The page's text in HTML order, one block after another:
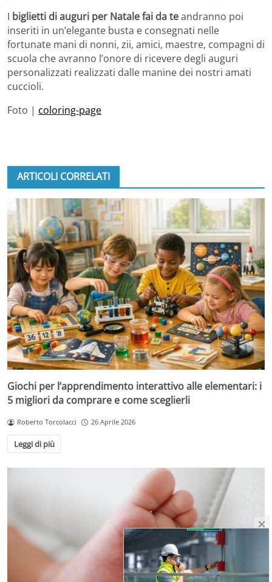
I biglietti di auguri per Natale fai da teandranno poi
inseriti in un’elegante busta e consegnati nelle
fortunate mani di nonni, zii, amici, maestre, compagni di
scuola che avranno l’onore di ricevere degli auguri
personalizzati realizzati dalle manine dei nostri amati
cuccioli.
Foto | coloring-page
ARTICOLI CORRELATI
Giochi per l’apprendimento interattivo alle elementari: i
5 migliori da comprare e come sceglierli
Roberto Torcolacci 26 Aprile 2026
Leggi di più